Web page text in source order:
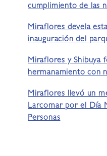
cumplimiento de las
Miraflores devela
inauguración del
Miraflores y Shibuya
hermanamiento con
Miraflores llevó un
Larcomar por el Día
Personas